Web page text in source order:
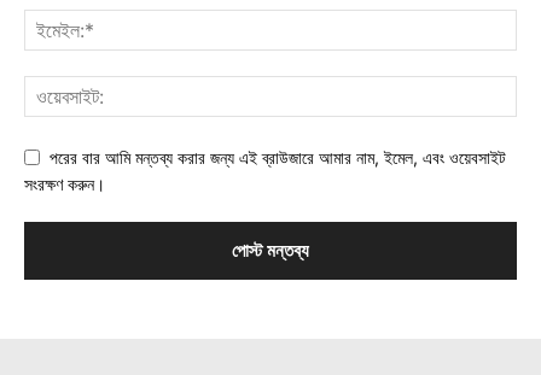
পরের বার আমি মন্তব্য করার জন্য এই ব্রাউজারে আমার নাম, ইমেল, এবং ওয়েবসাইট
সংরক্ষণ করুন।